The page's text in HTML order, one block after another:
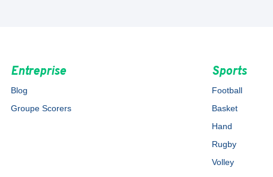
Entreprise
Blog
Groupe Scorers
Sports
Football
Basket
Hand
Rugby
Volley